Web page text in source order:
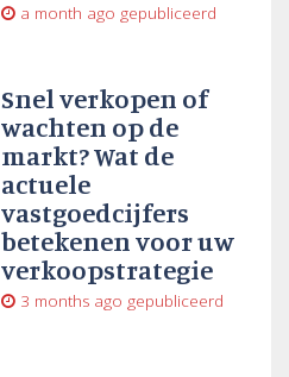
a month ago gepubliceerd
Snel verkopen of
wachten op de
markt? Wat de
actuele
vastgoedcijfers
betekenen voor uw
verkoopstrategie
3 months ago gepubliceerd